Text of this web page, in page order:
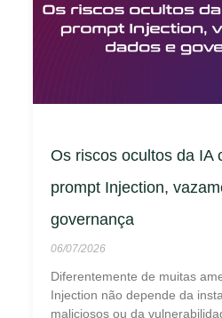
Os riscos ocultos da IA
prompt Injection,
governança
06/07/2026
Diferentemente de muitas
Injection não depende da
maliciosos ou da